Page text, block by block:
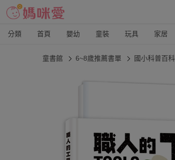
分類 首頁 嬰幼 童裝 玩具 家居
童書館 6~8歲推薦書單 國小科普百科